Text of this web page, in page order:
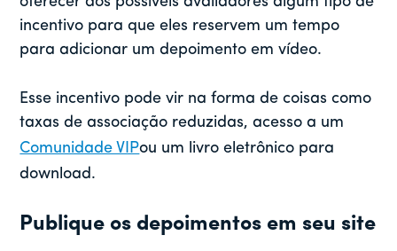
incentivo para que eles reservem um tempo
para adicionar um depoimento em vídeo.
Esse incentivo pode vir na forma de coisas como
taxas de associação reduzidas, acesso a um
Comunidade VIPou um livro eletrônico para
download.
Publique os depoimentos em seu site